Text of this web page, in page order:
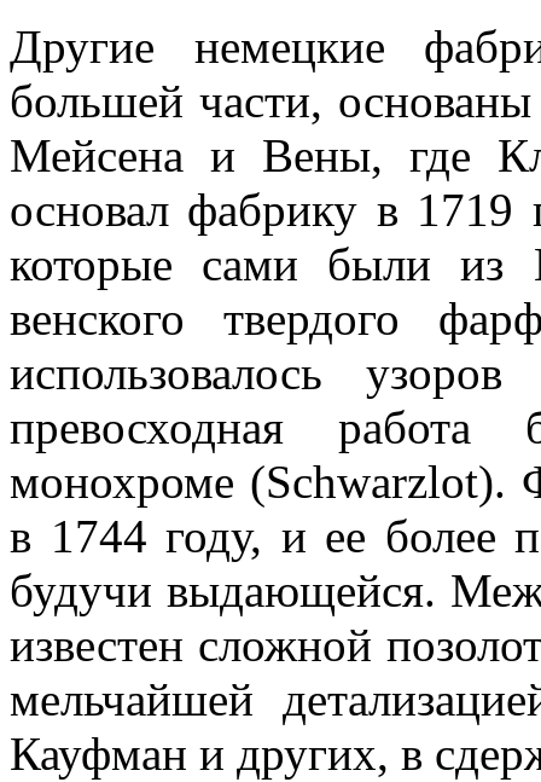
Другие немецкие
большей части,
Мейсена и Вены, где
основал фабрику в
которые сами были из
венского твердого
использовалось
превосходная
монохроме (Schwarzlot).
в 1744 году, и ее более
будучи выдающейся.
известен сложной
мельчайшей
Кауфман и других, в